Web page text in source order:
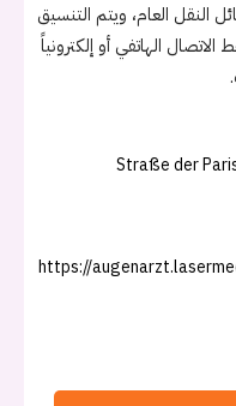
العام، ويتم التنسيق
الهاتفي أو إلكترونياً
Straße der
https://